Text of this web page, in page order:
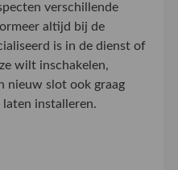
verschillende
altijd bij de
is in de dienst of
wilt inschakelen,
nieuw slot ook graag
laten installeren.